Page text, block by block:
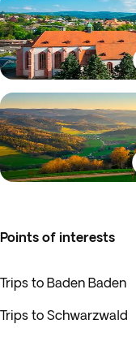
Points of interests
Trips to Baden Baden
Trips to Schwarzwald